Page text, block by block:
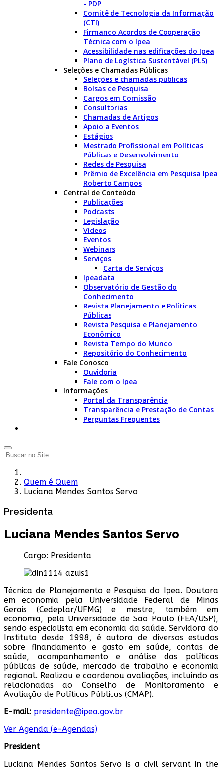
- PDP
Comitê de Tecnologia da Informação
(CTI)
Firmando Acordos de Cooperação
Técnica com o Ipea
Acessibilidade nas edificações do Ipea
Plano de Logística Sustentável (PLS)
Seleções e Chamadas Públicas
Seleções e chamadas públicas
Bolsas de Pesquisa
Cargos em Comissão
Consultorias
Chamadas de Artigos
Apoio a Eventos
Estágios
Mestrado Profissional em Políticas
Públicas e Desenvolvimento
Redes de Pesquisa
Prêmio de Excelência em Pesquisa Ipea
Roberto Campos
Central de Conteúdo
Publicações
Podcasts
Legislação
Vídeos
Eventos
Webinars
Serviços
Carta de Serviços
Ipeadata
Observatório de Gestão do
Conhecimento
Revista Planejamento e Políticas
Públicas
Revista Pesquisa e Planejamento
Econômico
Revista Tempo do Mundo
Repositório do Conhecimento
Fale Conosco
Ouvidoria
Fale com o Ipea
Informações
Portal da Transparência
Transparência e Prestação de Contas
Perguntas Frequentes
Quem é Quem
Luciana Mendes Santos Servo
Presidenta
Luciana Mendes Santos Servo
Cargo: Presidenta
Técnica de Planejamento e Pesquisa do Ipea. Doutora
em economia pela Universidade Federal de Minas
Gerais (Cedeplar/UFMG) e mestre, também em
economia, pela Universidade de São Paulo (FEA/USP),
sendo especialista em economia da saúde. Servidora do
Instituto desde 1998, é autora de diversos estudos
sobre financiamento e gasto em saúde, contas de
saúde, acompanhamento e análise das políticas
públicas de saúde, mercado de trabalho e economia
regional. Realizou e coordenou avaliações, incluindo as
relacionadas ao Conselho de Monitoramento e
Avaliação de Políticas Públicas (CMAP).
E-mail: presidente@ipea.gov.br
Ver Agenda (e-Agendas)
President
Luciana Mendes Santos Servo is a civil servant in the